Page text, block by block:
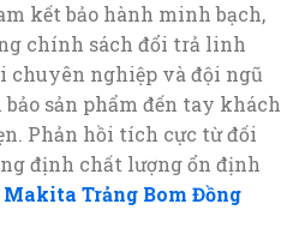
kết bảo hành minh bạch,
chính sách đổi trả linh
chuyên nghiệp và đội ngũ
sản phẩm đến tay khách
Phản hồi tích cực từ đối
định chất lượng ổn định
Makita Trảng Bom Đồng